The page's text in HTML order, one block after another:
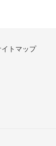
イトマップ